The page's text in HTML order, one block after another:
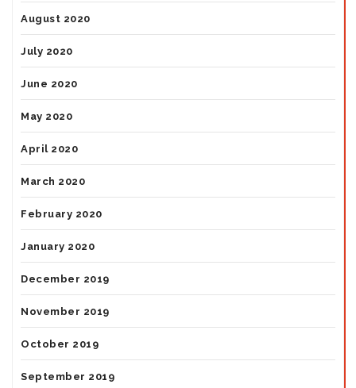
August 2020
July 2020
June 2020
May 2020
April 2020
March 2020
February 2020
January 2020
December 2019
November 2019
October 2019
September 2019